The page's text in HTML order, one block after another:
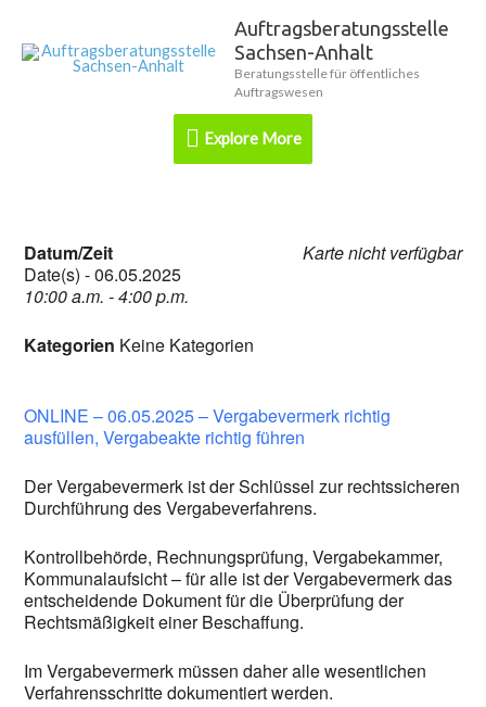
Inhalt
Auftragsberatungsstelle
Sachsen-Anhalt
Beratungsstelle für öffentliches
Auftragswesen
Explore
More
Explore More
Karte nicht verfügbar
Datum/Zeit
Date(s) - 06.05.2025
10:00 a.m. - 4:00 p.m.
Kategorien Keine Kategorien
ONLINE – 06.05.2025 – Vergabevermerk richtig
ausfüllen, Vergabeakte richtig führen
Der Vergabevermerk ist der Schlüssel zur rechtssicheren
Durchführung des Vergabeverfahrens.
Kontrollbehörde, Rechnungsprüfung, Vergabekammer,
Kommunalaufsicht – für alle ist der Vergabevermerk das
entscheidende Dokument für die Überprüfung der
Rechtsmäßigkeit einer Beschaffung.
Im Vergabevermerk müssen daher alle wesentlichen
Verfahrensschritte dokumentiert werden.